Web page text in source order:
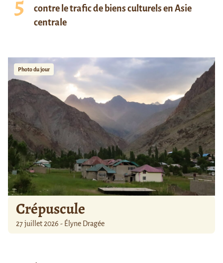
contre le trafic de biens culturels en Asie
centrale
Photo du jour
Crépuscule
27 juillet 2026 - Élyne Dragée